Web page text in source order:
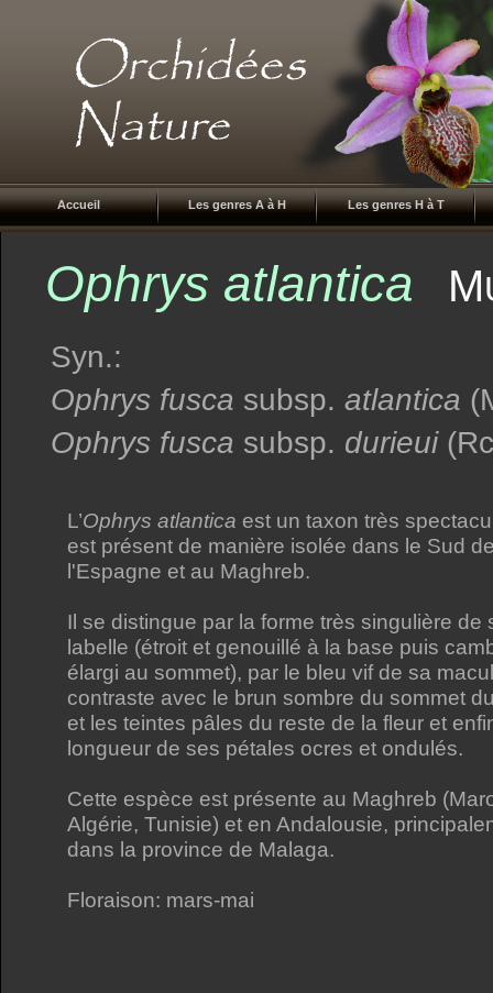
Accueil Les genres A à H Les genres H à T
Ophrys atlantica M
Syn.:
Ophrys fusca subsp. atlantica
Ophrys fusca subsp. durieui
L’Ophrys atlantica est un taxon très
est présent de manière isolée dans le Sud
l'Espagne et au Maghreb.
Il se distingue par la forme très singulière de
labelle (étroit et genouillé à la base puis
élargi au sommet), par le bleu vif de sa
contraste avec le brun sombre du sommet
et les teintes pâles du reste de la fleur et
longueur de ses pétales ocres et ondulés.
Cette espèce est présente au Maghreb
Algérie, Tunisie) et en Andalousie,
dans la province de Malaga.
Floraison: mars-mai